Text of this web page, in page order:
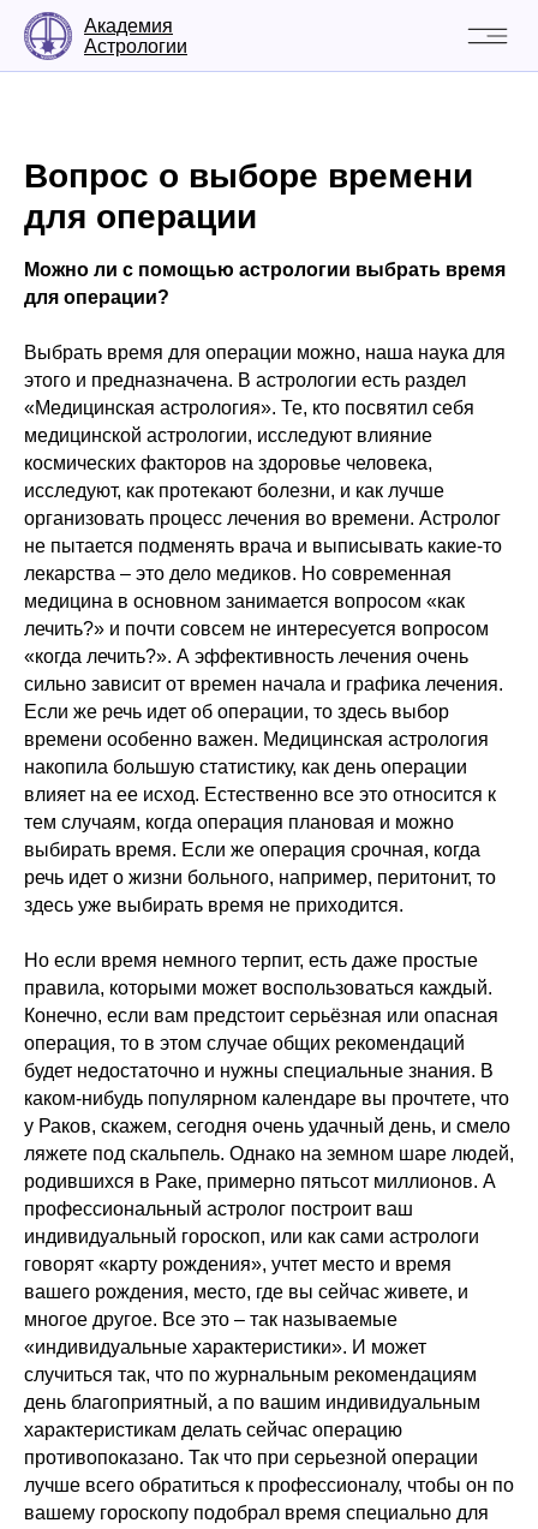
Академия
Астрологии
Вопрос о выборе времени
для операции
Можно ли с помощью астрологии выбрать время
для операции?
Выбрать время для операции можно, наша наука для
этого и предназначена. В астрологии есть раздел
«Медицинская астрология». Те, кто посвятил себя
медицинской астрологии, исследуют влияние
космических факторов на здоровье человека,
исследуют, как протекают болезни, и как лучше
организовать процесс лечения во времени. Астролог
не пытается подменять врача и выписывать какие-то
лекарства – это дело медиков. Но современная
медицина в основном занимается вопросом «как
лечить?» и почти совсем не интересуется вопросом
«когда лечить?». А эффективность лечения очень
сильно зависит от времен начала и графика лечения.
Если же речь идет об операции, то здесь выбор
времени особенно важен. Медицинская астрология
накопила большую статистику, как день операции
влияет на ее исход. Естественно все это относится к
тем случаям, когда операция плановая и можно
выбирать время. Если же операция срочная, когда
речь идет о жизни больного, например, перитонит, то
здесь уже выбирать время не приходится.
Но если время немного терпит, есть даже простые
правила, которыми может воспользоваться каждый.
Конечно, если вам предстоит серьёзная или опасная
операция, то в этом случае общих рекомендаций
будет недостаточно и нужны специальные знания. В
каком-нибудь популярном календаре вы прочтете, что
у Раков, скажем, сегодня очень удачный день, и смело
ляжете под скальпель. Однако на земном шаре людей,
родившихся в Раке, примерно пятьсот миллионов. А
профессиональный астролог построит ваш
индивидуальный гороскоп, или как сами астрологи
говорят «карту рождения», учтет место и время
вашего рождения, место, где вы сейчас живете, и
многое другое. Все это – так называемые
«индивидуальные характеристики». И может
случиться так, что по журнальным рекомендациям
день благоприятный, а по вашим индивидуальным
характеристикам делать сейчас операцию
противопоказано. Так что при серьезной операции
лучше всего обратиться к профессионалу, чтобы он по
вашему гороскопу подобрал время специально для